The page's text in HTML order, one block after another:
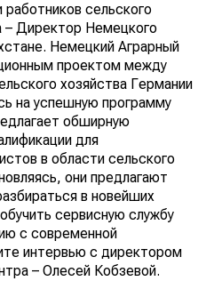
сельского
– Директор Немецкого
Немецкий Аграрный
проектом между
хозяйства Германии
на успешную программу
обширную
для
в области сельского
они предлагают
в новейших
сервисную службу
с современной
интервью с директором
– Олесей Кобзевой.